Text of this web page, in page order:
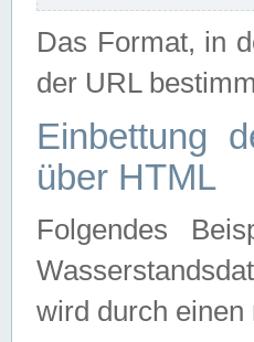
Das Format, in
der URL
Einbettung
über HTML
Folgendes
wird durch einen